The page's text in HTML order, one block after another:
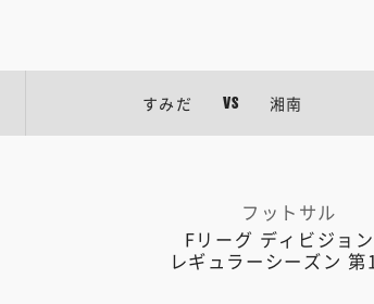
すみだ VS 湘南
フットサル
Fリーグ ディビジョ
レギュラーシーズン 第